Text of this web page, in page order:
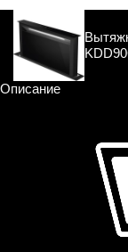
Описание